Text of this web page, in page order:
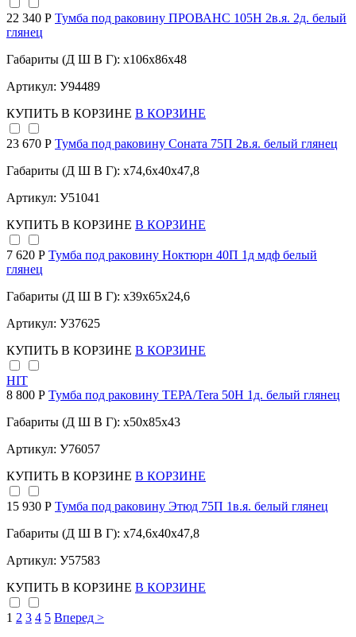
22 340 Р Тумба под раковину ПРОВАНС 105Н 2в.я. 2д. белый
глянец
Габариты (Д Ш В Г): x106x86x48
Артикул: У94489
КУПИТЬ В КОРЗИНЕ В КОРЗИНЕ
23 670 Р Тумба под раковину Соната 75П 2в.я. белый глянец
Габариты (Д Ш В Г): x74,6x40x47,8
Артикул: У51041
КУПИТЬ В КОРЗИНЕ В КОРЗИНЕ
7 620 Р Тумба под раковину Ноктюрн 40П 1д мдф белый
глянец
Габариты (Д Ш В Г): x39x65x24,6
Артикул: У37625
КУПИТЬ В КОРЗИНЕ В КОРЗИНЕ
HIT
8 800 Р Тумба под раковину ТЕРА/Tera 50Н 1д. белый глянец
Габариты (Д Ш В Г): x50x85x43
Артикул: У76057
КУПИТЬ В КОРЗИНЕ В КОРЗИНЕ
15 930 Р Тумба под раковину Этюд 75П 1в.я. белый глянец
Габариты (Д Ш В Г): x74,6x40x47,8
Артикул: У57583
КУПИТЬ В КОРЗИНЕ В КОРЗИНЕ
1 2 3 4 5 Вперед >